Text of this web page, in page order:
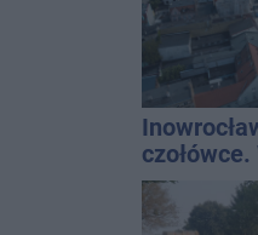
czołówce.
analizy
miasto